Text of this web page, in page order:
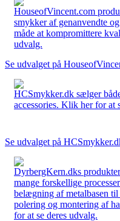
HouseofVincent.com
smykker af genanvendte
måde at kompromittere
udvalg.
Se udvalget på
HCSmykker.dk sælger
accessories. Klik her for at
Se udvalget på
DyrbergKern.dks
mange forskellige
belægning af metalbasen
polering og montering af
for at se deres udvalg.